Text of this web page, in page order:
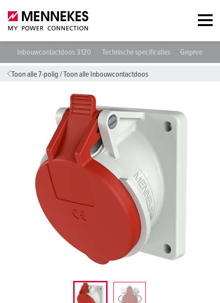
Inbouwcontactdoos 3120 Technische specificaties
Toon alle 7-polig /Toon alle Inbouwcontactdoos